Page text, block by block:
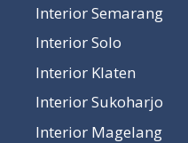
Interior Semarang
Interior Solo
Interior Klaten
Interior Sukoharjo
Interior Magelang